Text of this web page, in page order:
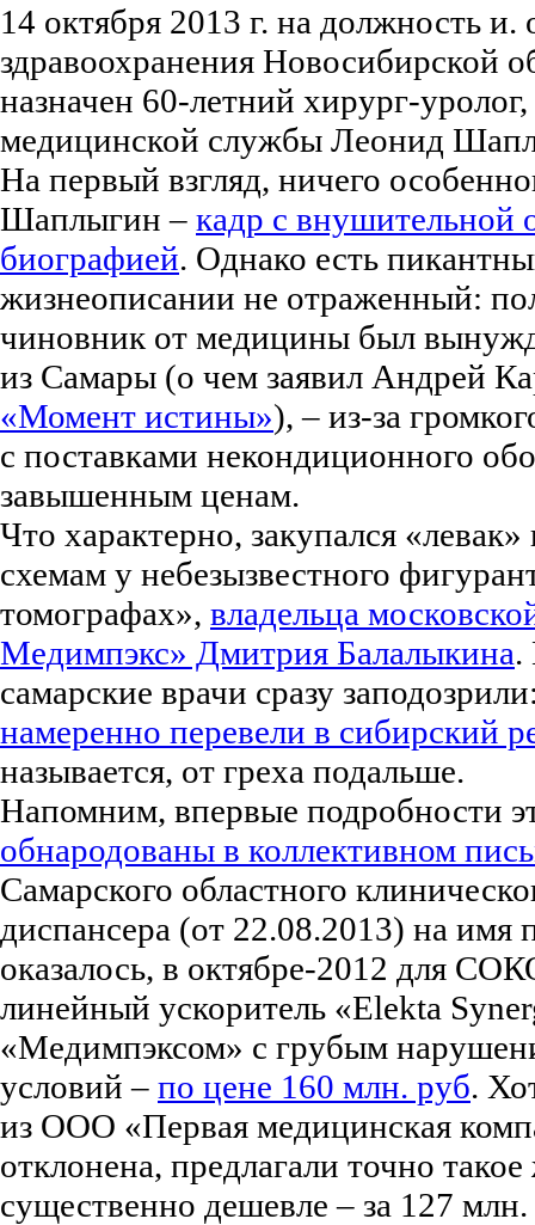
14 октября 2013 г. на должность и.
здравоохранения Новосибирской
назначен 60-летний хирург-
медицинской службы Леонид
На первый взгляд, ничего
Шаплыгин – кадр с внушительной
биографией. Однако есть
жизнеописании не отраженный:
чиновник от медицины был
из Самары (о чем заявил Андрей
«Момент истины»), – из-за
с поставками некондиционного
завышенным ценам.
Что характерно, закупался
схемам у небезызвестного
томографах», владельца
Медимпэкс» Дмитрия Балалыкина.
самарские врачи сразу
намеренно перевели в сибирский
называется, от греха подальше.
Напомним, впервые подробности
обнародованы в коллективном
Самарского областного
диспансера (от 22.08.2013) на имя
оказалось, в октябре-2012 для
линейный ускоритель «Elekta
«Медимпэксом» с грубым
условий – по цене 160 млн. руб.
из ООО «Первая медицинская
отклонена, предлагали точно
существенно дешевле – за 127